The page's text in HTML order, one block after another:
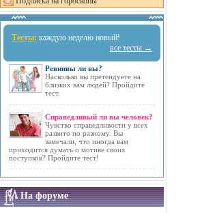
Тесты: каждую неделю новый!
все тесты →
Ревнивы ли вы?
Насколько вы претендуете на
близких вам людей? Пройдите
тест.
Справедливый ли вы человек?
Чувство справедливости у всех
развито по разному. Вы
замечали, что иногда вам
приходится думать о мотиве своих
поступков? Пройдите тест!
На форуме